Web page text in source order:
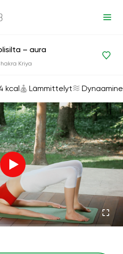
Lämmittelyt
– aura
Kriya
kcal Lämmittelyt